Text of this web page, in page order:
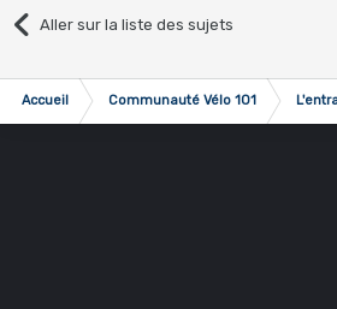
Aller sur la liste des sujets
Accueil Communauté Vélo 101